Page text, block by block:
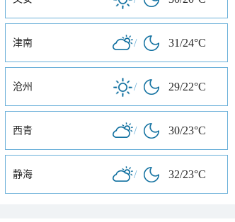
津南 / 31/24°C
沧州 / 29/22°C
西青 / 30/23°C
静海 / 32/23°C